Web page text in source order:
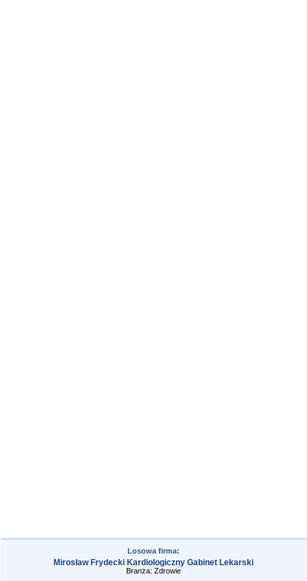
Losowa firma:
Mirosław Frydecki Kardiologiczny Gabinet Lekarski
Branża: Zdrowie